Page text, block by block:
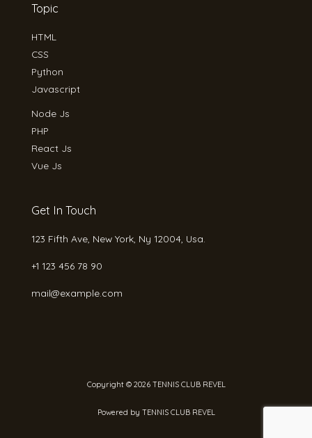
Topic
HTML
CSS
Python
Javascript
Node Js
PHP
React Js
Vue Js
Get In Touch
123 Fifth Ave, New York, Ny 12004, Usa.
+1 123 456 78 90
mail@example.com
Copyright © 2026 TENNIS CLUB REVEL
Powered by TENNIS CLUB REVEL